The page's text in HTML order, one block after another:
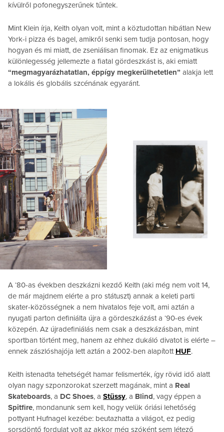
kívülről pofonegyszerűnek tűntek.
Mint Klein írja, Keith olyan volt, mint a köztudottan hibátlan New
York-i pizza és bagel, amikről senki sem tudja pontosan, hogy
hogyan és mi miatt, de zseniálisan finomak. Ez az enigmatikus
különlegesség jellemezte a fiatal gördeszkást is, aki emiatt
“megmagyarázhatatlan, éppígy megkerülhetetlen” alakja lett
a lokális és globális szcénának egyaránt.
A ‘80-as években deszkázni kezdő Keith (aki még nem volt 14,
de már majdnem elérte a pro státuszt) annak a keleti parti
skater-közösségnek a nem hivatalos feje volt, ami aztán a
nyugati parton definiálta újra a gördeszkázást a ‘90-es évek
közepén. Az újradefiniálás nem csak a deszkázásban, mint
sportban történt meg, hanem az ehhez dukáló divatot is elérte –
ennek zászlóshajója lett aztán a 2002-ben alapított HUF.
Keith istenadta tehetségét hamar felismerték, így rövid idő alatt
olyan nagy szponzorokat szerzett magának, mint a Real
Skateboards, a DC Shoes, a Stüssy, a Blind, vagy éppen a
Spitfire, mondanunk sem kell, hogy velük óriási lehetőség
pottyant Hufnagel kezébe: beutazhatta a világot, ez pedig
sorsdöntő fordulat volt az akkor még szóként sem létező